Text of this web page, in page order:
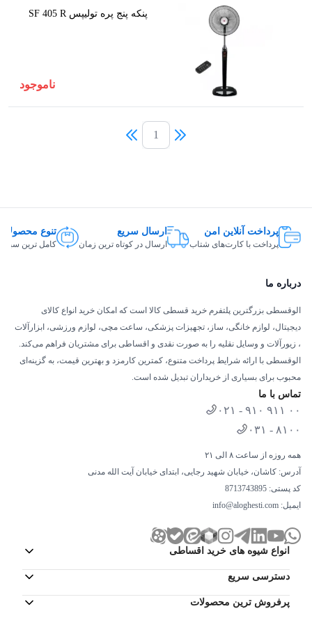
پنکه پنج پره تولیپس SF 405 R
ناموجود
1
پرداخت آنلاین امن
پرداخت با کارت‌های شتاب
ارسال سریع
ارسال در کوتاه ترین زمان
تنوع
کامل ترین سبد
تماس با ما
۰۲۱ - ۹۱۰ ۹۱۱ ۰۰
۰۳۱ - ۸۱۰۰
همه روزه از ساعت ۸ الی ۲۱
آدرس: کاشان، خیابان شهید رجایی، ابتدای خیابان آیت الله مدنی
کد پستی: 8713743895
ایمیل: info@aloghesti.com
انواع شیوه های خرید اقساطی
دسترسی سریع
پرفروش ترین محصولات
درباره ما
الوقسطی بزرگترین پلتفرم خرید قسطی کالا است که امکان خرید انواع کالای
دیجیتال، لوازم خانگی، ساز، تجهیزات پزشکی، ساعت مچی، لوازم ورزشی، ابزارآلات
، زیورآلات و وسایل نقلیه را به صورت نقدی و اقساطی برای مشتریان فراهم می‌کند.
الوقسطی با ارائه شرایط پرداخت متنوع، کمترین کارمزد و بهترین قیمت، به گزینه‌ای
محبوب برای بسیاری از خریداران تبدیل شده است.